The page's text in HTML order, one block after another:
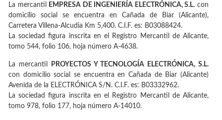
La mercantil EMPRESA DE INGENIERÍA ELECTRÓNICA, S.L. con
domicilio social se encuentra en Cañada de Biar (Alicante),
Carretera Villena-Alcudia Km 5,400. C.I.F. es: B03088424.
La sociedad figura inscrita en el Registro Mercantil de Alicante,
tomo 544, folio 106, hoja número A-4638.
La mercantil
PROYECTOS Y TECNOLOGÍA ELECTRÓNICA, S.L.
con domicilio social se encuentra en Cañada de Biar (Alicante)
Avenida de la ELECTRÓNICA S/N. C.I.F. es: B03332962.
La sociedad figura inscrita en el Registro Mercantil de Alicante,
tomo 978, folio 177, hoja número A-14010.